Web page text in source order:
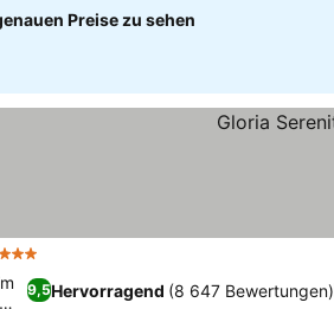
Preise zu sehen
9,5Hervorragend (8 647 Bewertungen)